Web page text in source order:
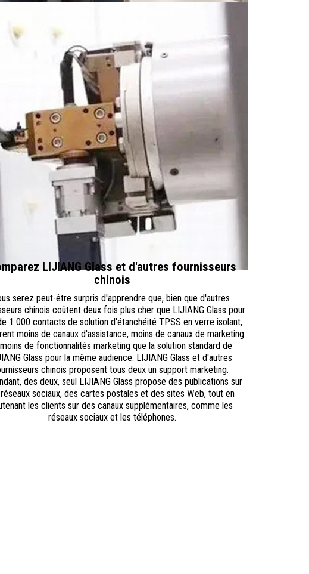
LIJIANG Glass et d'autres fournisseurs
chinois
serez peut-être surpris d'apprendre que, bien que d'autres
chinois coûtent deux fois plus cher que LIJIANG Glass pour
1 000 contacts de solution d'étanchéité TPSS en verre isolant,
moins de canaux d'assistance, moins de canaux de marketing
de fonctionnalités marketing que la solution standard de
Glass pour la même audience. LIJIANG Glass et d'autres
chinois proposent tous deux un support marketing.
des deux, seul LIJIANG Glass propose des publications sur
sociaux, des cartes postales et des sites Web, tout en
les clients sur des canaux supplémentaires, comme les
réseaux sociaux et les téléphones.